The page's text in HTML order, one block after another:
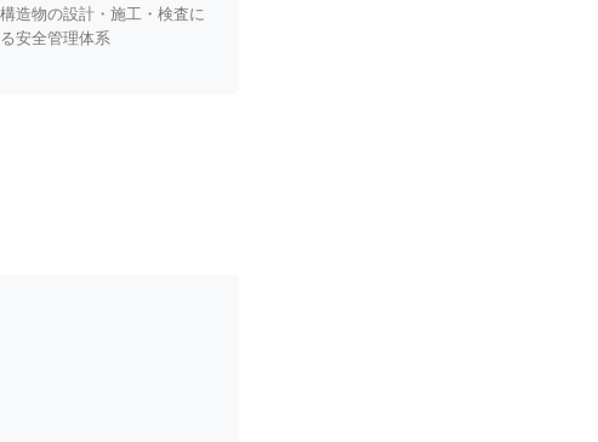
造物の設計・施工・検査に
安全管理体系